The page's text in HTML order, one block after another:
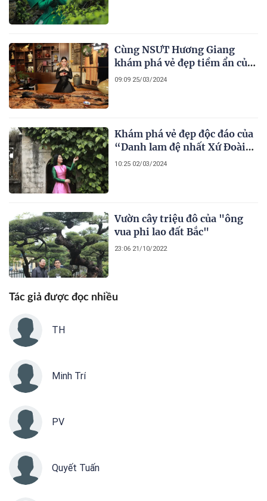
Cùng NSƯT Hương Giang
khám phá vẻ đẹp tiềm ẩn của
làng gốm cổ Bát Tràng
09:09 25/03/2024
Khám phá vẻ đẹp độc đáo của
“Danh lam đệ nhất Xứ Đoài”
cùng NSƯT Hương Giang
10:25 02/03/2024
Vườn cây triệu đô của "ông
vua phi lao đất Bắc"
23:06 21/10/2022
Tác giả được đọc nhiều
TH
Minh Trí
PV
Quyết Tuấn